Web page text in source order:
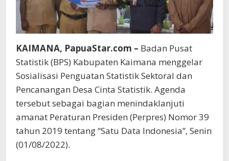
KAIMANA, PapuaStar.com – Badan Pusat
Statistik (BPS) Kabupaten Kaimana menggelar
Sosialisasi Penguatan Statistik Sektoral dan
Pencanangan Desa Cinta Statistik. Agenda
tersebut sebagai bagian menindaklanjuti
amanat Peraturan Presiden (Perpres) Nomor 39
tahun 2019 tentang “Satu Data Indonesia”, Senin
(01/08/2022).